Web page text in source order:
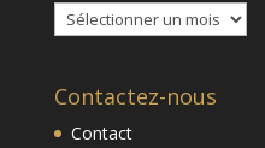
Archives
Contactez-nous
Contact